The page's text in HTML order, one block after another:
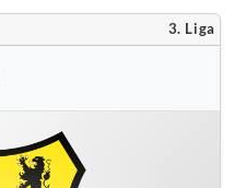
3. Liga